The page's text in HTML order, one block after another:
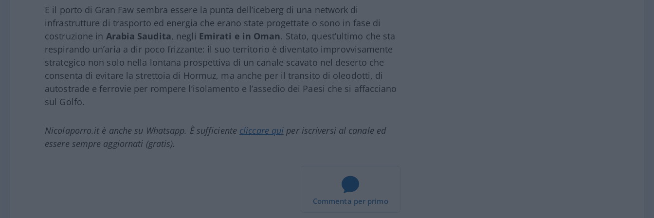
E il porto di Gran Faw sembra essere la punta dell’iceberg di una network di
infrastrutture di trasporto ed energia che erano state progettate o sono in fase di
costruzione in Arabia Saudita, negli Emirati e in Oman. Stato, quest’ultimo che sta
respirando un’aria a dir poco frizzante: il suo territorio è diventato improvvisamente
strategico non solo nella lontana prospettiva di un canale scavato nel deserto che
consenta di evitare la strettoia di Hormuz, ma anche per il transito di oleodotti, di
autostrade e ferrovie per rompere l’isolamento e l’assedio dei Paesi che si affacciano
sul Golfo.
Nicolaporro.it è anche su Whatsapp. È sufficiente cliccare qui per iscriversi al canale ed
essere sempre aggiornati (gratis).
Commenta per primo